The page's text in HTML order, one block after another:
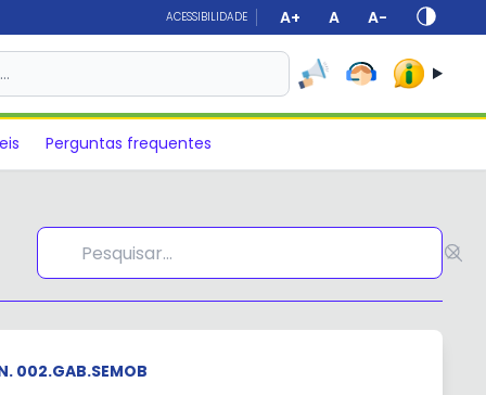
ACESSIBILIDADE A+ A A-
Perguntas frequentes
002.GAB.SEMOB